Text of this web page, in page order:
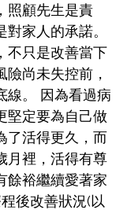
照顧先生是責
家人的承諾。
不只是改善當下
險尚未失控前，
線。 因為看過病
堅定要為自己做
了活得更久，而
月裡，活得有尊
餘裕繼續愛著家
後改善狀況(以